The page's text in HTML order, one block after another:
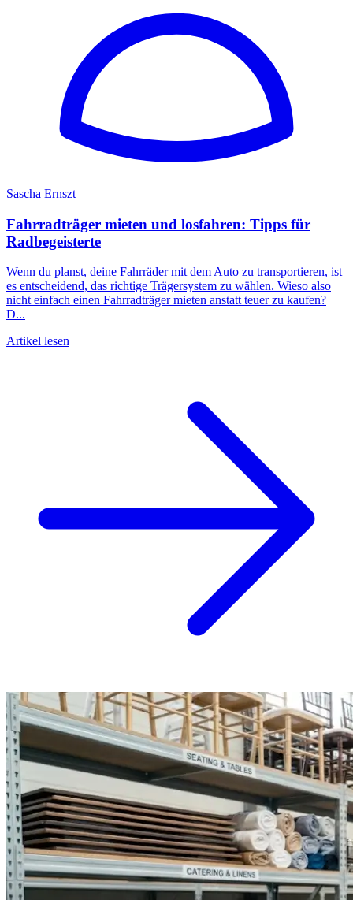
Sascha Ernszt
Fahrradträger mieten und losfahren: Tipps für
Radbegeisterte
Wenn du planst, deine Fahrräder mit dem Auto zu transportieren, ist
es entscheidend, das richtige Trägersystem zu wählen. Wieso also
nicht einfach einen Fahrradträger mieten anstatt teuer zu kaufen?
D...
Artikel lesen